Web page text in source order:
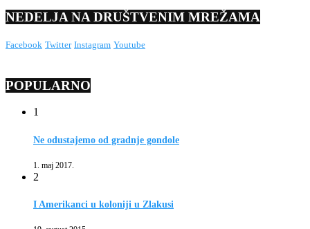
NEDELJA NA DRUŠTVENIM MREŽAMA
Facebook Twitter Instagram Youtube
POPULARNO
1
Ne odustajemo od gradnje gondole
1. maj 2017.
2
I Amerikanci u koloniji u Zlakusi